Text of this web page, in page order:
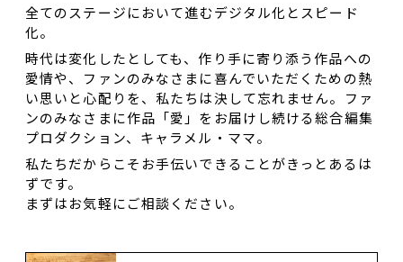
全てのステージにおいて進むデジタル化とスピード
化。
時代は変化したとしても、作り⼿に寄り添う作品への
愛情や、ファンのみなさまに喜んでいただくための熱
い思いと心配りを、私たちは決して忘れません。ファ
ンのみなさまに作品「愛」をお届けし続ける総合編集
プロダクション、キャラメル・ママ。
私たちだからこそお手伝いできることがきっとあるは
ずです。
まずはお気軽にご相談ください。